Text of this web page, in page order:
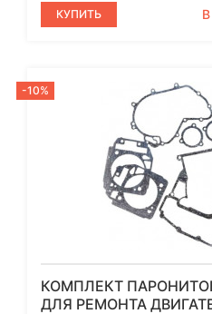
КУПИТЬ
-10%
КОМПЛЕКТ
ДЛЯ РЕМОНТА